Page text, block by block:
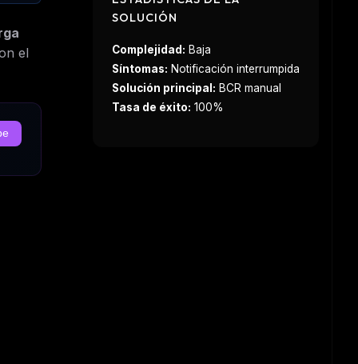
el
SOLUCIÓN
Complejidad: Baja
Síntomas: Notificación interrumpida
Solución principal: BCR manual
Tasa de éxito: 100%